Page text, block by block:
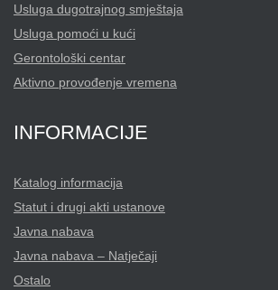
Usluga dugotrajnog smještaja
Usluga pomoći u kući
Gerontološki centar
Aktivno provođenje vremena
INFORMACIJE
Katalog informacija
Statut i drugi akti ustanove
Javna nabava
Javna nabava – Natječaji
Ostalo